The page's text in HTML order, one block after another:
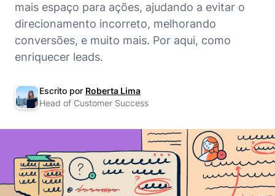
mais espaço para ações, ajudando a evitar o
direcionamento incorreto, melhorando
conversões, e muito mais. Por aqui, como
enriquecer leads.
Escrito por Roberta Lima
Head of Customer Success